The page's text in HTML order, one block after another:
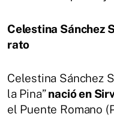
Celestina Sánchez
rato
Celestina Sánchez
la Pina”nació en
el Puente Romano